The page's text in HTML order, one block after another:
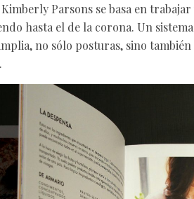
Parsons se basa en
hasta el de la corona. Un
no sólo posturas, sino